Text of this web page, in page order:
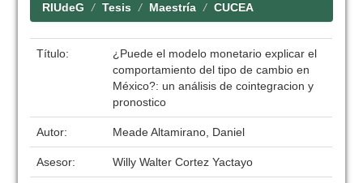
RIUdeG Tesis Maestría CUCEA
Título:
¿Puede el modelo monetario explicar el
comportamiento del tipo de cambio en
México?: un análisis de cointegracion y
pronostico
Autor: Meade Altamirano, Daniel
Asesor: Willy Walter Cortez Yactayo